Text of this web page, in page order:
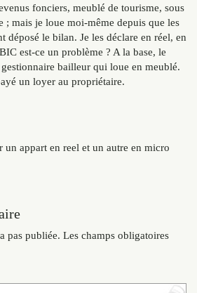
fonciers, meublé de tourisme, sous
; mais je loue moi-même depuis que les
déposé le bilan. Je les déclare en réel, en
est-ce un problème ? A la base, le
bailleur qui loue en meublé.
un loyer au propriétaire.
un appart en reel et un autre en micro
pas publiée. Les champs obligatoires